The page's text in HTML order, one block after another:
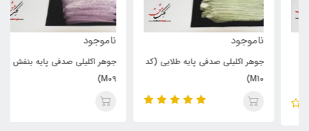
ناموجود
جوهر اکلیلی صدفی پایه طلایی (کد
ناموجود
جوهر اکلیلی صدفی پایه بنفش (کد